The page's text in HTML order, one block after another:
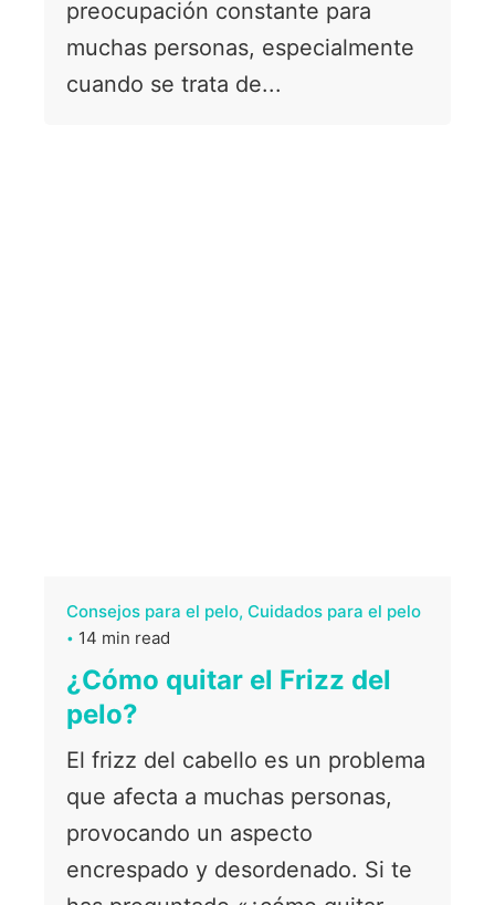
preocupación constante para
muchas personas, especialmente
cuando se trata de...
Consejos para el pelo Cuidados para el pelo
14 min read
¿Cómo quitar el Frizz del
pelo?
El frizz del cabello es un problema
que afecta a muchas personas,
provocando un aspecto
encrespado y desordenado. Si te